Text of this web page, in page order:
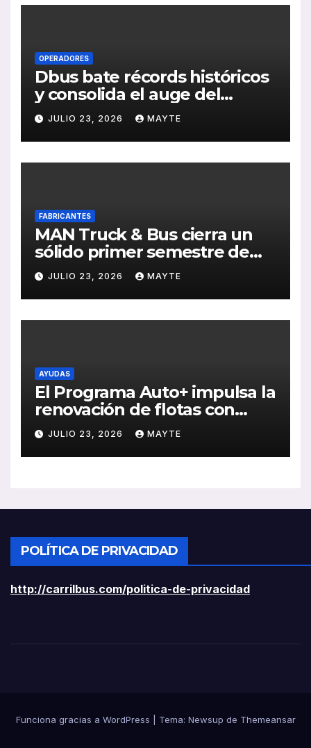
OPERADORES
Dbus bate récords históricos
y consolida el auge del
transporte público en San
Sebastián
JULIO 23, 2026 MAYTE
FABRICANTES
MAN Truck & Bus cierra un
sólido primer semestre de
2026 con crecimiento en
ventas, pedidos y
rentabilidad
JULIO 23, 2026 MAYTE
AYUDAS
El Programa Auto+ impulsa la
renovación de flotas con
ayudas a vehículos eléctricos
ligeros
JULIO 23, 2026 MAYTE
POLÍTICA DE PRIVACIDAD
http://carrilbus.com/politica-de-privacidad
Funciona gracias a WordPress Tema: Newsup de Themeansar